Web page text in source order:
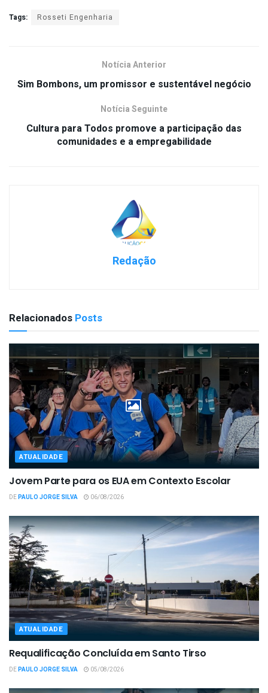
Tags: Rosseti Engenharia
Notícia Anterior
Sim Bombons, um promissor e sustentável negócio
Notícia Seguinte
Cultura para Todos promove a participação das
comunidades e a empregabilidade
Redação
Relacionados Posts
ATUALIDADE
Jovem Parte para os EUA em Contexto Escolar
DEPAULO JORGE SILVA 06/08/2026
ATUALIDADE
Requalificação Concluída em Santo Tirso
DEPAULO JORGE SILVA 05/08/2026